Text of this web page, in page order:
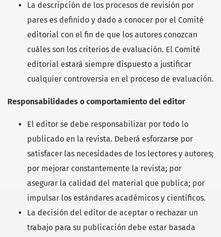
La descripción de los procesos de revisión por
pares es definido y dado a conocer por el Comité
editorial con el fin de que los autores conozcan
cuáles son los criterios de evaluación. El Comité
editorial estará siempre dispuesto a justificar
cualquier controversia en el proceso de evaluación.
Responsabilidades o comportamiento del editor
El editor se debe responsabilizar por todo lo
publicado en la revista. Deberá esforzarse por
satisfacer las necesidades de los lectores y autores;
por mejorar constantemente la revista; por
asegurar la calidad del material que publica; por
impulsar los estándares académicos y científicos.
La decisión del editor de aceptar o rechazar un
trabajo para su publicación debe estar basada